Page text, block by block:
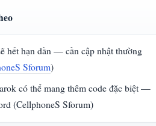
hết hạn dần — cần cập nhật thường
Sforum)
có thể mang thêm code đặc biệt —
(CellphoneS Sforum)